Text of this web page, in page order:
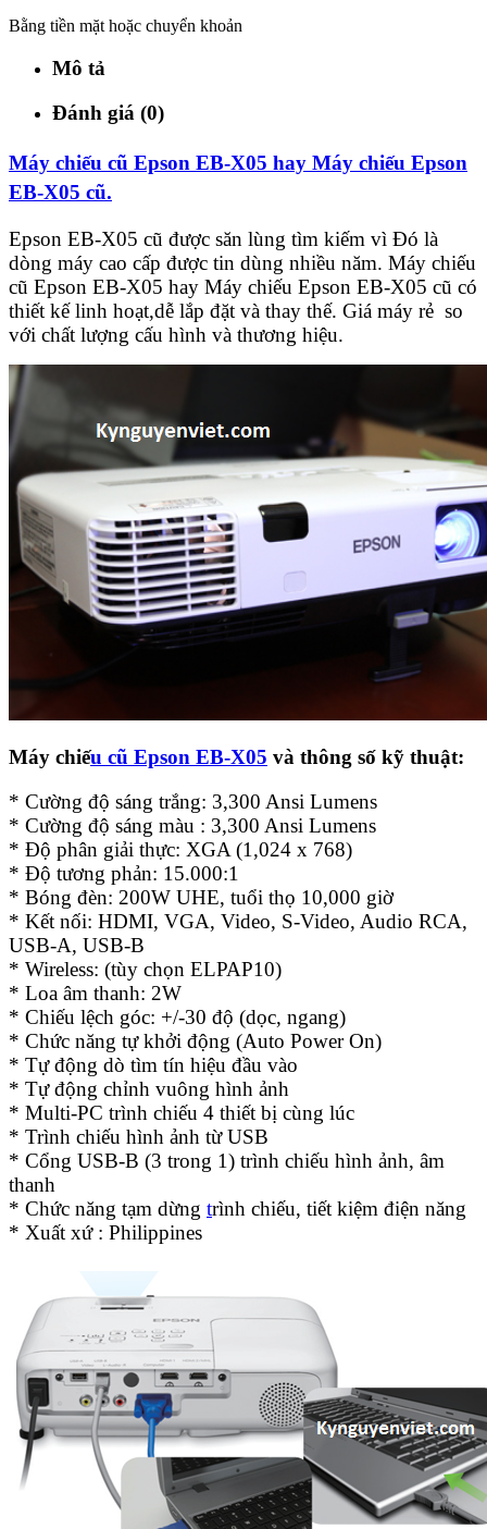
Bằng tiền mặt hoặc chuyển khoản
Mô tả
Đánh giá (0)
Máy chiếu cũ Epson EB-X05 hay Máy chiếu Epson
EB-X05 cũ.
Epson EB-X05 cũ được săn lùng tìm kiếm vì Đó là
dòng máy cao cấp được tin dùng nhiều năm. Máy chiếu
cũ Epson EB-X05 hay Máy chiếu Epson EB-X05 cũ có
thiết kế linh hoạt,dễ lắp đặt và thay thế. Giá máy rẻ so
với chất lượng cấu hình và thương hiệu.
Máy chiếu cũ Epson EB-X05 và thông số kỹ thuật:
* Cường độ sáng trắng: 3,300 Ansi Lumens
* Cường độ sáng màu : 3,300 Ansi Lumens
* Độ phân giải thực: XGA (1,024 x 768)
* Độ tương phản: 15.000:1
* Bóng đèn: 200W UHE, tuổi thọ 10,000 giờ
* Kết nối: HDMI, VGA, Video, S-Video, Audio RCA,
USB-A, USB-B
* Wireless: (tùy chọn ELPAP10)
* Loa âm thanh: 2W
* Chiếu lệch góc: +/-30 độ (dọc, ngang)
* Chức năng tự khởi động (Auto Power On)
* Tự động dò tìm tín hiệu đầu vào
* Tự động chỉnh vuông hình ảnh
* Multi-PC trình chiếu 4 thiết bị cùng lúc
* Trình chiếu hình ảnh từ USB
* Cổng USB-B (3 trong 1) trình chiếu hình ảnh, âm
thanh
* Chức năng tạm dừng trình chiếu, tiết kiệm điện năng
* Xuất xứ : Philippines